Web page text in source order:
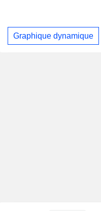
Graphique dynamique